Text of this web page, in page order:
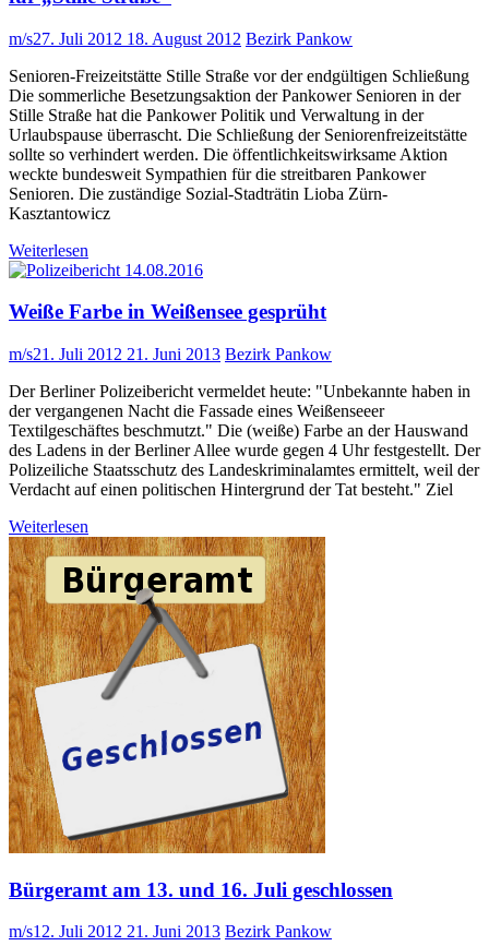
m/s27. Juli 2012 18. August 2012 Bezirk Pankow
Senioren-Freizeitstätte Stille Straße vor der endgültigen Schließung
Die sommerliche Besetzungsaktion der Pankower Senioren in der
Stille Straße hat die Pankower Politik und Verwaltung in der
Urlaubspause überrascht. Die Schließung der Seniorenfreizeitstätte
sollte so verhindert werden. Die öffentlichkeitswirksame Aktion
weckte bundesweit Sympathien für die streitbaren Pankower
Senioren. Die zuständige Sozial-Stadträtin Lioba Zürn-
Kasztantowicz
Weiterlesen
Weiße Farbe in Weißensee gesprüht
m/s21. Juli 2012 21. Juni 2013 Bezirk Pankow
Der Berliner Polizeibericht vermeldet heute: "Unbekannte haben in
der vergangenen Nacht die Fassade eines Weißenseeer
Textilgeschäftes beschmutzt." Die (weiße) Farbe an der Hauswand
des Ladens in der Berliner Allee wurde gegen 4 Uhr festgestellt. Der
Polizeiliche Staatsschutz des Landeskriminalamtes ermittelt, weil der
Verdacht auf einen politischen Hintergrund der Tat besteht." Ziel
Weiterlesen
Bürgeramt am 13. und 16. Juli geschlossen
m/s12. Juli 2012 21. Juni 2013 Bezirk Pankow